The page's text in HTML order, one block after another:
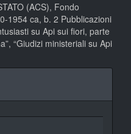
(ACS), Fondo
1954 ca, b. 2 Pubblicazioni
su Api sui fiori, parte
“Giudizi ministeriali su Api